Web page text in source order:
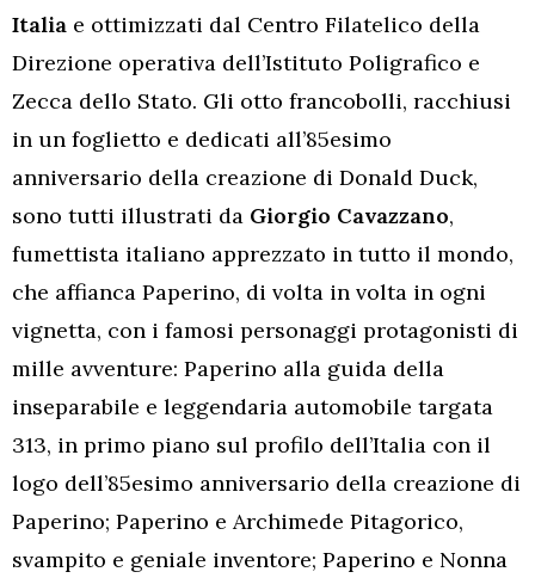
Italia e ottimizzati dal Centro Filatelico della
Direzione operativa dell’Istituto Poligrafico e
Zecca dello Stato. Gli otto francobolli, racchiusi
in un foglietto e dedicati all’85esimo
anniversario della creazione di Donald Duck,
sono tutti illustrati da Giorgio Cavazzano,
fumettista italiano apprezzato in tutto il mondo,
che affianca Paperino, di volta in volta in ogni
vignetta, con i famosi personaggi protagonisti di
mille avventure: Paperino alla guida della
inseparabile e leggendaria automobile targata
313, in primo piano sul profilo dell’Italia con il
logo dell’85esimo anniversario della creazione di
Paperino; Paperino e Archimede Pitagorico,
svampito e geniale inventore; Paperino e Nonna